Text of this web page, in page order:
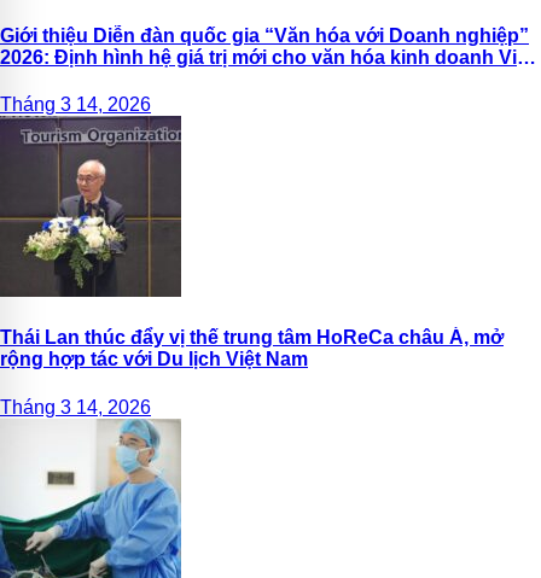
Giới thiệu Diễn đàn quốc gia “Văn hóa với Doanh nghiệp”
2026: Định hình hệ giá trị mới cho văn hóa kinh doanh Việt
Tháng 3 14, 2026
Thái Lan thúc đẩy vị thế trung tâm HoReCa châu Á, mở
rộng hợp tác với Du lịch Việt Nam
Tháng 3 14, 2026